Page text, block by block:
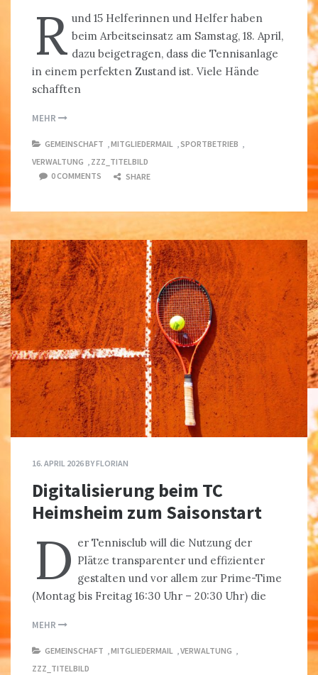
R und 15 Helferinnen und Helfer haben
beim Arbeitseinsatz am Samstag, 18. April,
dazu beigetragen, dass die Tennisanlage
in einem perfekten Zustand ist. Viele Hände
schafften
MEHR
GEMEINSCHAFT MITGLIEDERMAIL SPORTBETRIEB
VERWALTUNG
ZZZ_TITELBILD
0 COMMENTS
SHARE
16. APRIL 2026BYFLORIAN
Digitalisierung beim TC
Heimsheim zum Saisonstart
D er Tennisclub will die Nutzung der
Plätze transparenter und effizienter
gestalten und vor allem zur Prime-Time
(Montag bis Freitag 16:30 Uhr – 20:30 Uhr) die
MEHR
GEMEINSCHAFT ,MITGLIEDERMAIL ,VERWALTUNG ,
ZZZ_TITELBILD